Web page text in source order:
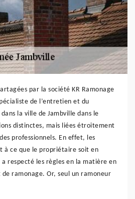
par la société KR Ramonage
de l’entretien et du
la ville de Jambville dans le
distinctes, mais liées étroitement
professionnels. En effet, les
à ce que le propriétaire soit en
a respecté les règles en la matière en
ramonage. Or, seul un ramoneur